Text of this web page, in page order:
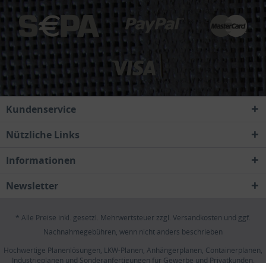
Kundenservice
Nützliche Links
Informationen
Newsletter
* Alle Preise inkl. gesetzl. Mehrwertsteuer zzgl. Versandkosten und ggf.
Nachnahmegebühren, wenn nicht anders beschrieben
Hochwertige Planenlösungen, LKW-Planen, Anhängerplanen, Containerplanen,
Industrieplanen und Sonderanfertigungen für Gewerbe und Privatkunden.